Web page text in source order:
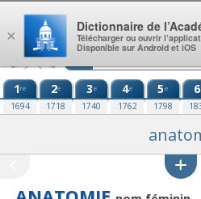
Aller au contenu
1re
1694
2e
1718
3e
1740
4e
1762
5e
1798
6
×
Dictionnaire de
Télécharger ou ouvrir
Disponible sur Android et iOS